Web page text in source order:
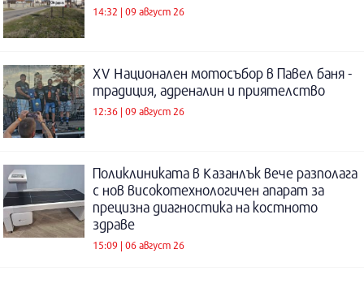
14:32 | 09 август 26
XV Национален мотосъбор в Павел баня -
традиция, адреналин и приятелство
12:36 | 09 август 26
Поликлиниката в Казанлък вече разполага
с нов високотехнологичен апарат за
прецизна диагностика на костното
здраве
15:09 | 06 август 26